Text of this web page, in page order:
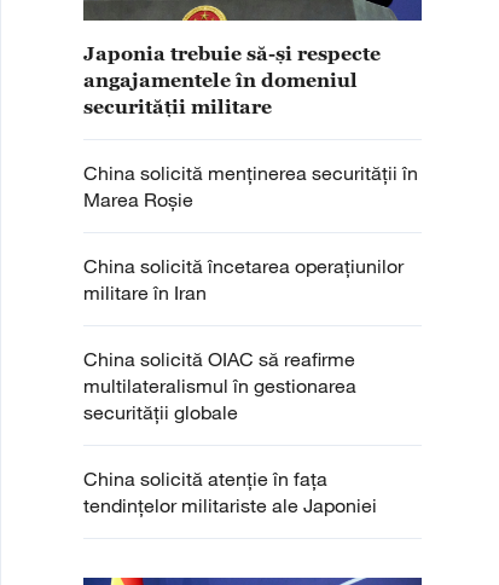
Japonia trebuie să-și respecte
angajamentele în domeniul
securității militare
China solicită menținerea securității în
Marea Roșie
China solicită încetarea operațiunilor
militare în Iran
China solicită OIAC să reafirme
multilateralismul în gestionarea
securității globale
China solicită atenție în fața
tendințelor militariste ale Japoniei